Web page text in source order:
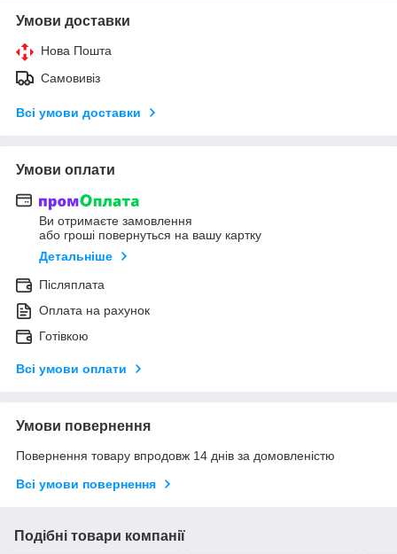
Умови доставки
Нова Пошта
Самовивіз
Всі умови доставки
Умови оплати
Ви отримаєте замовлення
або гроші повернуться на вашу картку
Детальніше
Післяплата
Оплата на рахунок
Готівкою
Всі умови оплати
Умови повернення
Повернення товару впродовж 14 днів за домовленістю
Всі умови повернення
Подібні товари компанії